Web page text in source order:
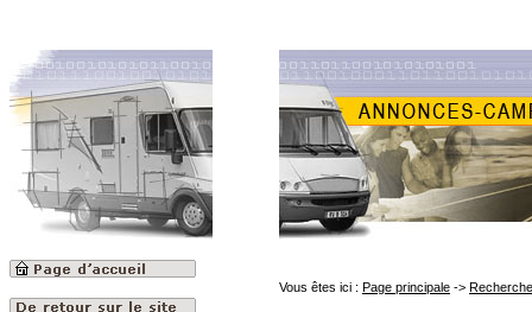
Vous êtes ici : Page principale ->